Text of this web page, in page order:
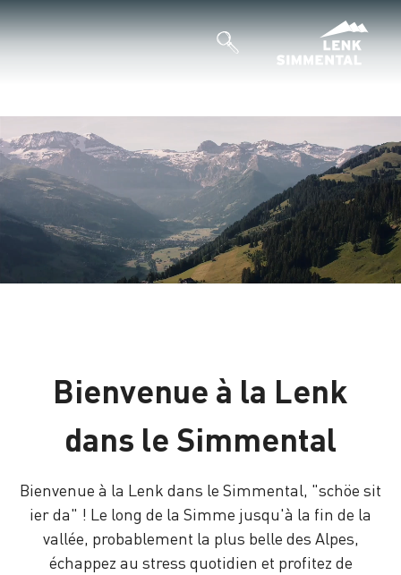
Bienvenue à la Lenk
dans le Simmental
Bienvenue à la Lenk dans le Simmental, "schöe sit
ier da" ! Le long de la Simme jusqu'à la fin de la
vallée, probablement la plus belle des Alpes,
échappez au stress quotidien et profitez de